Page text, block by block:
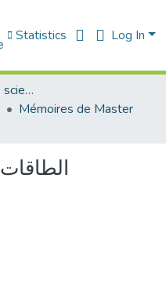
Statistics Log In
Faculté de droit et des sciences politiques
Mémoires de Master